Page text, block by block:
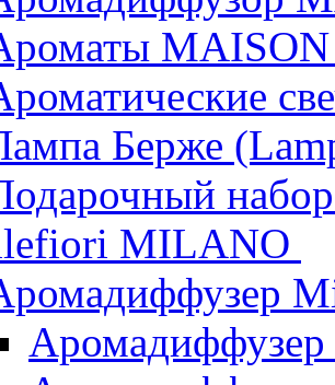
Берже
MILANO